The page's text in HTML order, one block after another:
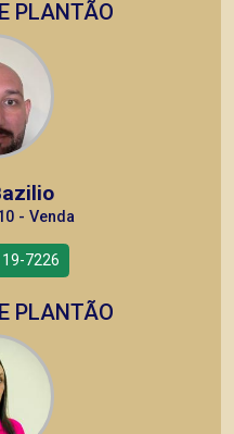
PLANTÃO
- Venda
7226
PLANTÃO